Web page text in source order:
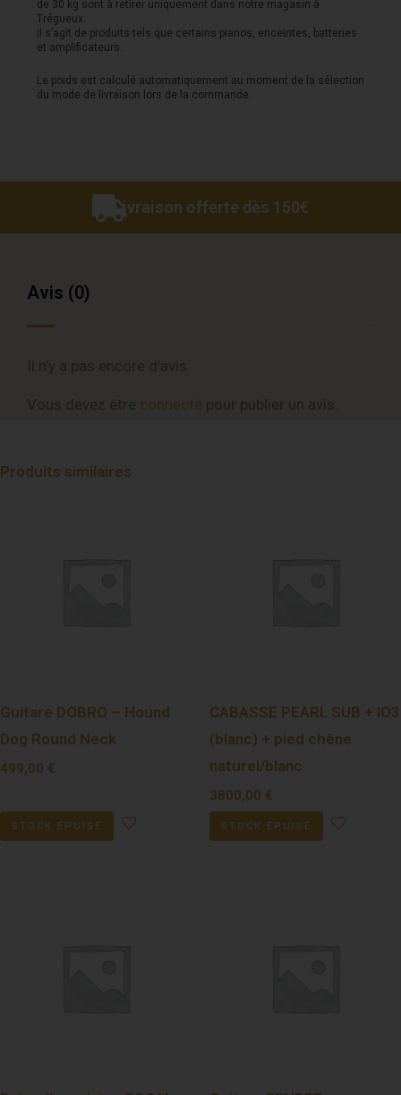
400
noire
de 30 kg sont à retirer uniquement dans notre magasin à
Trégueux.
Il s’agit de produits tels que certains pianos, enceintes, batteries
et amplificateurs.
Le poids est calculé automatiquement au moment de la sélection
du mode de livraison lors de la commande.
Livraison offerte dès 150€
Avis (0)
connecté
Produits similaires
Guitare DOBRO – Hound
Dog Round Neck
499,00 €
STOCK ÉPUISÉ
CABASSE PEARL SUB + IO3
(blanc) + pied chêne
naturel/blanc
3800,00 €
STOCK ÉPUISÉ